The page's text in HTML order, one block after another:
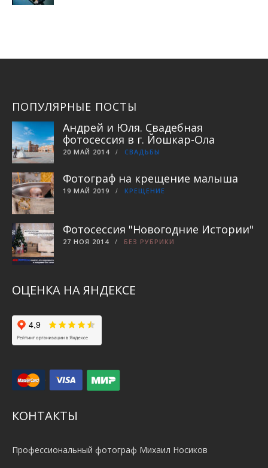
ПОПУЛЯРНЫЕ ПОСТЫ
Андрей и Юля. Свадебная
фотосессия в г. Йошкар-Ола
20 МАЙ 2014 СВАДЬБЫ
Фотограф на крещение малыша
19 МАЙ 2019 КРЕЩЕНИЕ
Фотосессия "Новогодние Истории"
27 НОЯ 2014 БЕЗ РУБРИКИ
ОЦЕНКА НА ЯНДЕКСЕ
КОНТАКТЫ
Профессиональный фотограф Михаил Носиков